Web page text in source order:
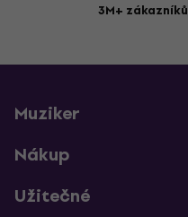
3M+ zákazníků
Muziker
Nákup
Užitečné